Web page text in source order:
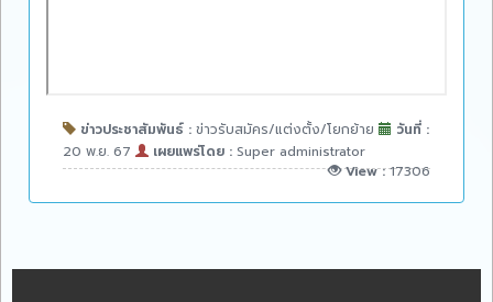
ข่าวประชาสัมพันธ์ : ข่าวรับสมัคร/แต่งตั้ง/โยกย้าย
วันที่ :
20 พ.ย. 67
เผยแพร่โดย : Super administrator
View :17306